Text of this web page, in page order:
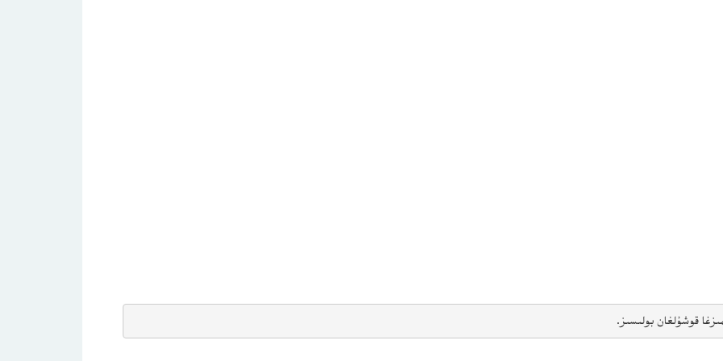
قوشۇلغان بولىسىز.